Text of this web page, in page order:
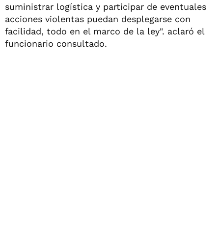
suministrar logística y participar de eventuales
acciones violentas puedan desplegarse con
facilidad, todo en el marco de la ley". aclaró el
funcionario consultado.